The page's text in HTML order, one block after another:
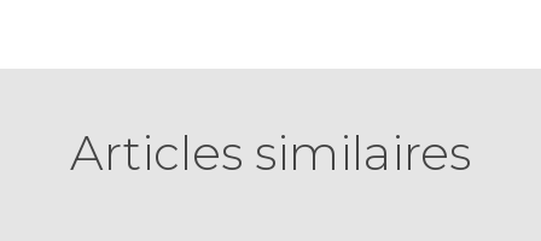
Articles similaires